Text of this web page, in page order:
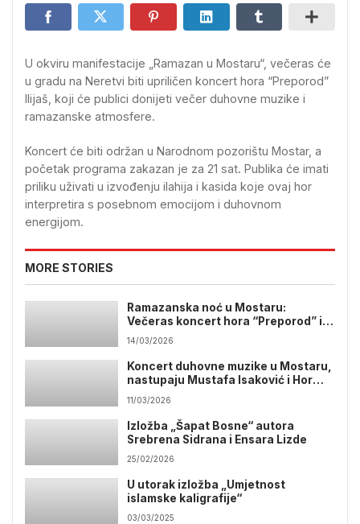
U okviru manifestacije „Ramazan u Mostaru“, večeras će
u gradu na Neretvi biti upriličen koncert hora “Preporod”
Ilijaš, koji će publici donijeti večer duhovne muzike i
ramazanske atmosfere.
Koncert će biti održan u Narodnom pozorištu Mostar, a
početak programa zakazan je za 21 sat. Publika će imati
priliku uživati u izvođenju ilahija i kasida koje ovaj hor
interpretira s posebnom emocijom i duhovnom
energijom.
MORE STORIES
Ramazanska noć u Mostaru:
Večeras koncert hora “Preporod” iz
Ilijaša
14/03/2026
Koncert duhovne muzike u Mostaru,
nastupaju Mustafa Isaković i Hor
Sejfullah
11/03/2026
Izložba „Šapat Bosne“ autora
Srebrena Sidrana i Ensara Lizde
25/02/2026
U utorak izložba „Umjetnost
islamske kaligrafije“
03/03/2025